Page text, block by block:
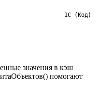
1С (Код)
значения в кэш
помогают